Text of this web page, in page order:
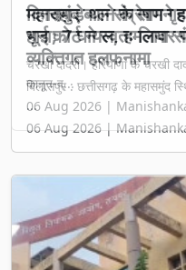
दिनदहाड़े थाने के सामने
भूना; 7 घायल, हमलावर
चरखी दादरी। हरियाणा के चरखी
कानून-व्...
06 Aug 2026 |